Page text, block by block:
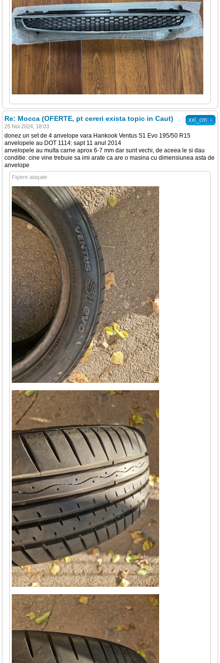
xxl_cm ↓
Re: Mocca (OFERTE, pt cereri exista topic in Caut)
25 Noi 2024, 18:03
donez un set de 4 anvelope vara Hankook Ventus S1 Evo 195/50 R15
anvelopele au DOT 1114: sapt 11 anul 2014
anvelopele au multa carne aprox 6-7 mm dar sunt vechi, de aceea le si dau
conditie: cine vine trebuie sa imi arate ca are o masina cu dimensiunea asta de
anvelope
Fişiere ataşate